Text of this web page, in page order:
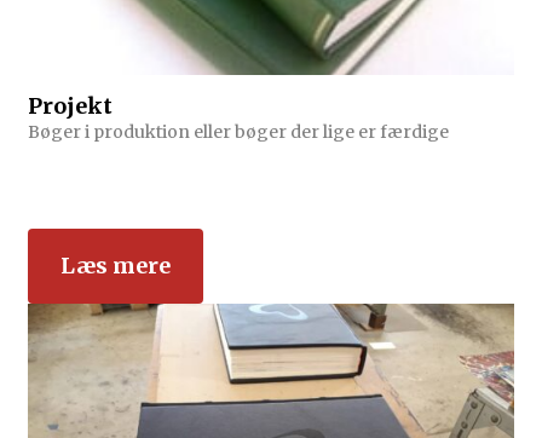
Projekt
Bøger i produktion eller bøger der lige er færdige
Læs mere